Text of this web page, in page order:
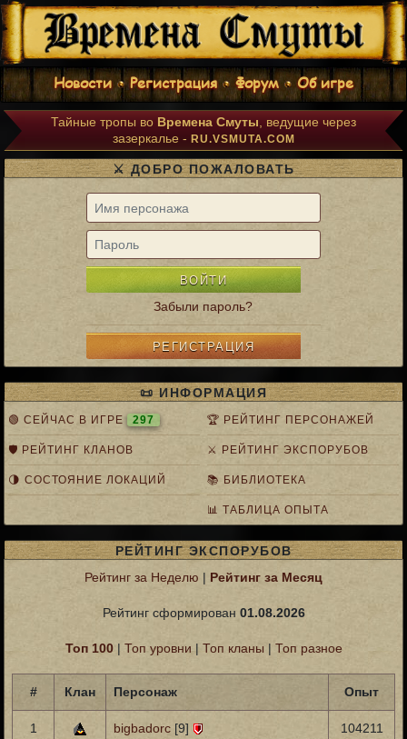
Новости Регистрация Форум Об игре
Тайные тропы во Времена Смуты, ведущие через
зазеркалье - RU.VSMUTA.COM
⚔️ ДОБРО ПОЖАЛОВАТЬ
ВОЙТИ
Забыли пароль?
РЕГИСТРАЦИЯ
📜 ИНФОРМАЦИЯ
🟢 СЕЙЧАС В ИГРЕ 297 🏆 РЕЙТИНГ ПЕРСОНАЖЕЙ
🛡️ РЕЙТИНГ КЛАНОВ ⚔️ РЕЙТИНГ ЭКСПОРУБОВ
🌗 СОСТОЯНИЕ ЛОКАЦИЙ 📚 БИБЛИОТЕКА
📊 ТАБЛИЦА ОПЫТА
РЕЙТИНГ ЭКСПОРУБОВ
Рейтинг за Неделю | Рейтинг за Месяц
Рейтинг сформирован 01.08.2026
Топ 100| Топ уровни | Топ кланы | Топ разное
# Клан Персонаж Опыт
1 bigbadorc [9] 104211